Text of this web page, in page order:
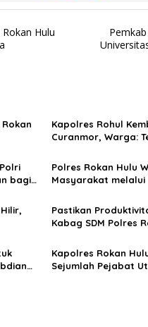
Hulu
Kapolres Rohul
Curanmor, Warga:
bagi
Polres Rokan Hulu
Masyarakat melalui
Pastikan
Kabag SDM Polres
Kapolres Rokan
Sejumlah Pejabat